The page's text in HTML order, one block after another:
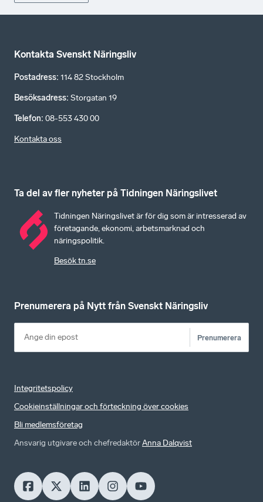
Kontakta Svenskt Näringsliv
Postadress: 114 82 Stockholm
Besöksadress: Storgatan 19
Telefon: 08-553 430 00
Kontakta oss
Ta del av fler nyheter på Tidningen Näringslivet
Tidningen Näringslivet är för dig som är intresserad av
företagande, ekonomi, arbetsmarknad och
näringspolitik.
Besök tn.se
Prenumerera på Nytt från Svenskt Näringsliv
Prenumerera
Integritetspolicy
Cookieinställningar och förteckning över cookies
Bli medlemsföretag
Ansvarig utgivare och chefredaktörAnna Dalqvist